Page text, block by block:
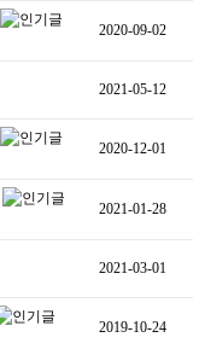
2020-09-02
2021-05-12
2020-12-01
2021-01-28
2021-03-01
2019-10-24